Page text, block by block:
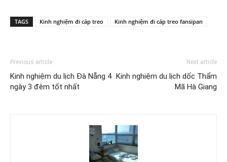
TAGS Kinh nghiệm đi cáp treo Kinh nghiệm đi cáp treo fansipan
Previous article
Kinh nghiệm du lịch Đà Nẵng 4
ngày 3 đêm tốt nhất
Next article
Kinh nghiệm du lịch dốc Thẩm
Mã Hà Giang